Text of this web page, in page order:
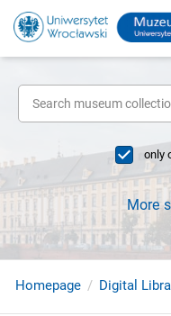
only
More
Homepage Digital